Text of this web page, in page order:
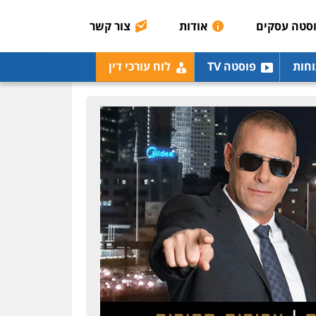
עסקים אודות צור קשר
פוסטה TV לוח עורכי דין
0507120031
עו"ד אייל אביטל
פלילי פשיעה חמורה
מעצרים וחקירות
0544712201
עו"ד בועז קניג
פלילי משפחה כלכלי צבאי
0507003001
ויקי שמואל – משרד עו"ד
פלילי משפט פלילי
0528959600